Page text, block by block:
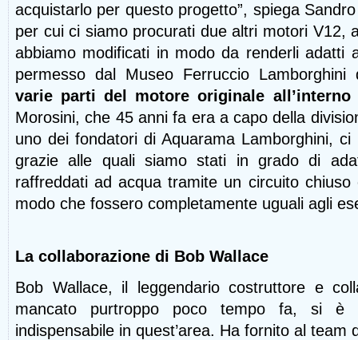
acquistarlo per questo progetto”, spiega
per cui ci siamo procurati due altri motori V12,
abbiamo modificati in modo da renderli adatti
permesso dal Museo Ferruccio
varie parti del motore originale all’interno
Morosini, che 45 anni fa era a capo della
uno dei fondatori di Aquarama Lamborghini,
grazie alle quali siamo stati in grado di
raffreddati ad acqua tramite un circuito chiuso
modo che fossero completamente uguali agli
La collaborazione di Bob Wallace
Bob Wallace, il leggendario costruttore e
mancato purtroppo poco tempo fa, si è
indispensabile in quest’area. Ha fornito al team